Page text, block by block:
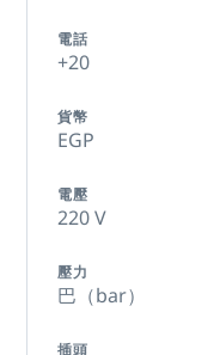
電話
+20
貨幣
EGP
電壓
220 V
壓力
巴（bar）
插頭